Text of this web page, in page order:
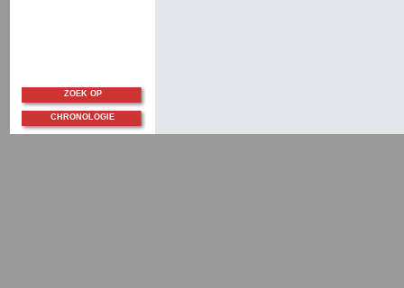
ZOEK OP
CHRONOLOGIE